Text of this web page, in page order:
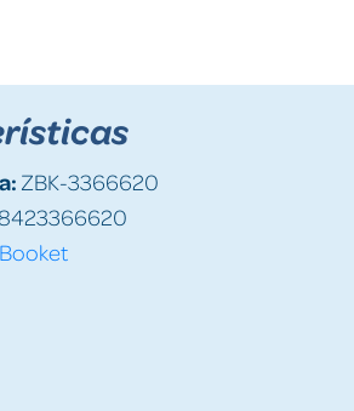
ZBK-3366620
Booket